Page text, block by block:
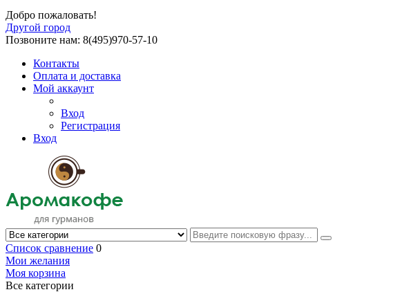
Добро пожаловать!
Другой город
Позвоните нам: 8(495)970-57-10
Контакты
Оплата и доставка
Мой аккаунт
Вход
Регистрация
Вход
Список сравнение 0
Мои желания
Моя корзина
Все категории